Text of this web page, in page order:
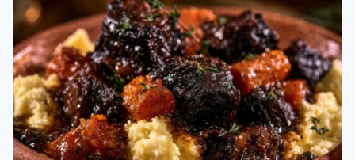
KARTOFFELSTAMPF:
REZEPT